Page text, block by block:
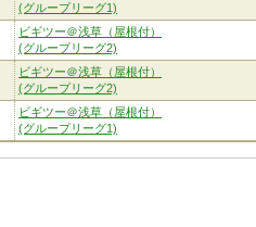
(グループリーグ1)
ビギツー＠浅草（屋根付）
(グループリーグ2)
ビギツー＠浅草（屋根付）
(グループリーグ2)
ビギツー＠浅草（屋根付）
(グループリーグ1)